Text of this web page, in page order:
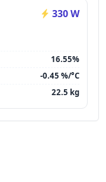
330 W
16.55%
-0.45 %/°C
22.5 kg